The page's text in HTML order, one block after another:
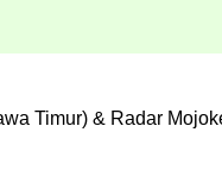
Timur) & Radar